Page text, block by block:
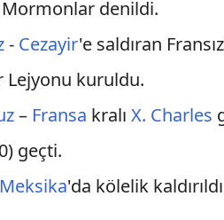
denildi.
- Cezayir'e saldıran
Lejyonu kuruldu.
– Fransa kralıX. Charles
geçti.
Meksika'da kölelik kaldırıldı